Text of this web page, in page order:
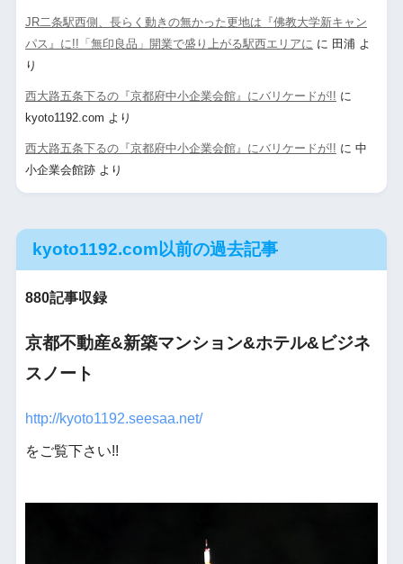
JR二条駅西側、長らく動きの無かった更地は『佛教大学新キャン
パス』に!!「無印良品」開業で盛り上がる駅西エリアに に 田浦よ
り
西大路五条下るの『京都府中小企業会館』にバリケードが!! に
kyoto1192.com より
西大路五条下るの『京都府中小企業会館』にバリケードが!! に 中
小企業会館跡より
kyoto1192.com以前の過去記事
880記事収録
京都不動産&新築マンション&ホテル&ビジネ
スノート
http://kyoto1192.seesaa.net/
をご覧下さい!!